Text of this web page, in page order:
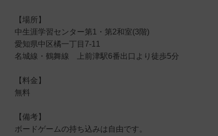
【場所】
中生涯学習センター第1・第2和室(3階)
愛知県中区橘一丁目7-11
名城線・鶴舞線 上前津駅6番出口より徒歩5分
【料金】
無料
【備考】
ボードゲームの持ち込みは自由です。